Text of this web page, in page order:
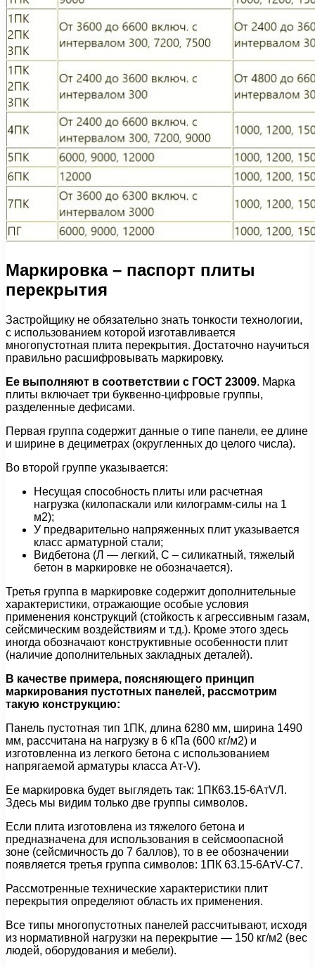
Маркировка – паспорт плиты
перекрытия
Застройщику не обязательно знать тонкости технологии,
с использованием которой изготавливается
многопустотная плита перекрытия. Достаточно научиться
правильно расшифровывать маркировку.
Ее выполняют в соответствии с ГОСТ 23009. Марка
плиты включает три буквенно-цифровые группы,
разделенные дефисами.
Первая группа содержит данные о типе панели, ее длине
и ширине в дециметрах (округленных до целого числа).
Во второй группе указывается:
Несущая способность плиты или расчетная
нагрузка (килопаскали или килограмм-силы на 1
м2);
У предварительно напряженных плит указывается
класс арматурной стали;
Видбетона (Л — легкий, С – силикатный, тяжелый
бетон в маркировке не обозначается).
Третья группа в маркировке содержит дополнительные
характеристики, отражающие особые условия
применения конструкций (стойкость к агрессивным газам,
сейсмическим воздействиям и т.д.). Кроме этого здесь
иногда обозначают конструктивные особенности плит
(наличие дополнительных закладных деталей).
В качестве примера, поясняющего принцип
маркирования пустотных панелей, рассмотрим
такую конструкцию:
Панель пустотная тип 1ПК, длина 6280 мм, ширина 1490
мм, рассчитана на нагрузку в 6 кПа (600 кг/м2) и
изготовленна из легкого бетона с использованием
напрягаемой арматуры класса Ат-V).
Ее маркировка будет выглядеть так: 1ПК63.15-6АтVЛ.
Здесь мы видим только две группы символов.
Если плита изготовлена из тяжелого бетона и
предназначена для использования в сейсмоопасной
зоне (сейсмичность до 7 баллов), то в ее обозначении
появляется третья группа символов: 1ПК 63.15-6АтV-С7.
Рассмотренные технические характеристики плит
перекрытия определяют область их применения.
Все типы многопустотных панелей рассчитывают, исходя
из нормативной нагрузки на перекрытие — 150 кг/м2 (вес
людей, оборудования и мебели).